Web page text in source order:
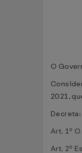
O
2021,
Decreta:
Art. 1º
Art. 2º